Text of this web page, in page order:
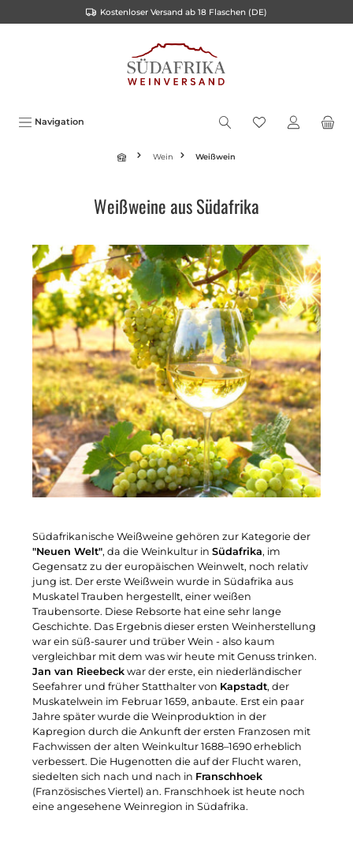
Kostenloser Versand ab 18 Flaschen (DE)
Navigation
Wein Weißwein
Weißweine aus Südafrika
Südafrikanische Weißweine gehören zur Kategorie der
"Neuen Welt", da die Weinkultur in Südafrika, im
Gegensatz zu der europäischen Weinwelt, noch relativ
jung ist. Der erste Weißwein wurde in Südafrika aus
Muskatel Trauben hergestellt, einer weißen
Traubensorte. Diese Rebsorte hat eine sehr lange
Geschichte. Das Ergebnis dieser ersten Weinherstellung
war ein süß-saurer und trüber Wein - also kaum
vergleichbar mit dem was wir heute mit Genuss trinken.
Jan van Rieebeck war der erste, ein niederländischer
Seefahrer und früher Statthalter von Kapstadt, der
Muskatelwein im Februar 1659, anbaute. Erst ein paar
Jahre später wurde die Weinproduktion in der
Kapregion durch die Ankunft der ersten Franzosen mit
Fachwissen der alten Weinkultur 1688–1690 erheblich
verbessert. Die Hugenotten die auf der Flucht waren,
siedelten sich nach und nach in Franschhoek
(Französisches Viertel) an. Franschhoek ist heute noch
eine angesehene Weinregion in Südafrika.